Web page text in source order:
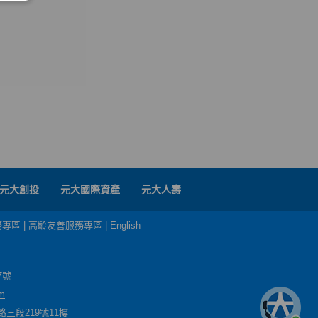
元大創投 元大國際資產 元大人壽
區 高齡友善服務專區 English
號
三段219號11樓